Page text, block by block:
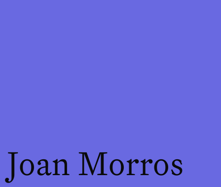
Joan Morros